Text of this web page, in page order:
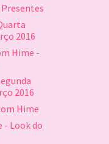
2016
Hime -
2016
Hime
- Look do